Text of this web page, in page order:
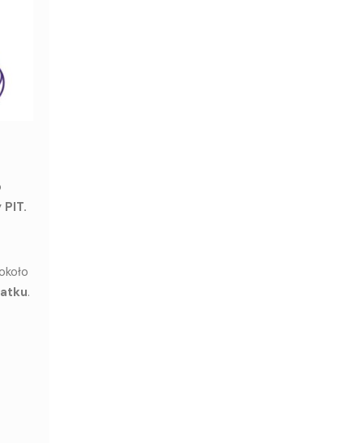
.